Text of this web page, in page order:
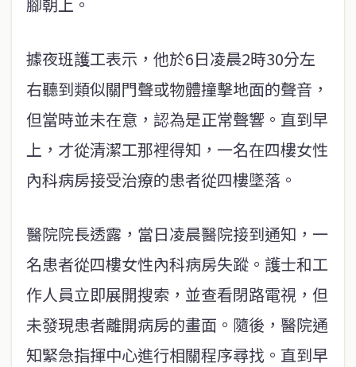
據夜班護工表示，他於6日凌晨2時30分左
右聽到類似關門聲或物體撞擊地面的聲音，
但當時並未在意，認為是正常聲響。直到早
上，才從清潔工那裡得知，一名在四樓女性
內科病房接受治療的患者從四樓墜落。
醫院院長透露，當日凌晨醫院接到通知，一
名患者從四樓女性內科病房失蹤。護士和工
作人員立即展開搜索，並查看閉路電視，但
未發現患者離開病房的畫面。隨後，醫院通
知緊急指揮中心進行相關程序尋找。直到早